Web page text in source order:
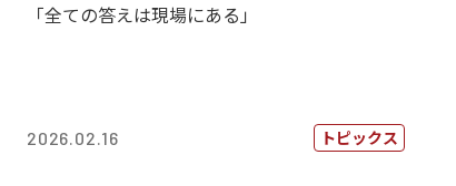
「全ての答えは現場にある」
2026.02.16 トピックス